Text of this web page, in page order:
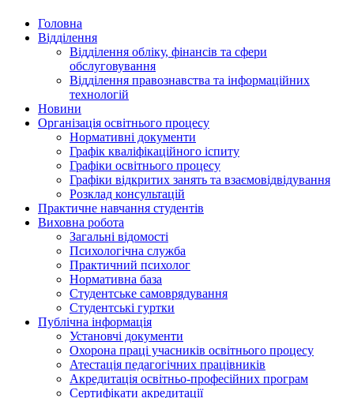
Головна
Відділення
Відділення обліку, фінансів та сфери
обслуговування
Відділення правознавства та інформаційних
технологій
Новини
Організація освітнього процесу
Нормативні документи
Графік кваліфікаційного іспиту
Графіки освітнього процесу
Графіки відкритих занять та взаємовідвідування
Розклад консультацій
Практичне навчання студентів
Виховна робота
Загальні відомості
Психологічна служба
Практичний психолог
Нормативна база
Студентське самоврядування
Студентські гуртки
Публічна інформація
Установчі документи
Охорона праці учасників освітнього процесу
Атестація педагогічних працівників
Акредитація освітньо-професійних програм
Сертифікати акредитації